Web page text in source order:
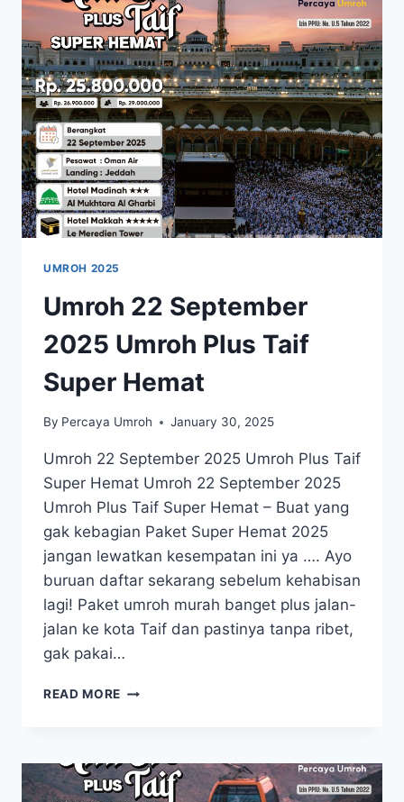
PLUS
TAIF
SYAWAL
SPESIAL
UMROH 2025
Umroh 22 September
2025 Umroh Plus Taif
Super Hemat
By Percaya Umroh January 30, 2025
Umroh 22 September 2025 Umroh Plus Taif
Super Hemat Umroh 22 September 2025
Umroh Plus Taif Super Hemat – Buat yang
gak kebagian Paket Super Hemat 2025
jangan lewatkan kesempatan ini ya …. Ayo
buruan daftar sekarang sebelum kehabisan
lagi! Paket umroh murah banget plus jalan-
jalan ke kota Taif dan pastinya tanpa ribet,
gak pakai…
READ MORE UMROH
UMROH
PLUS